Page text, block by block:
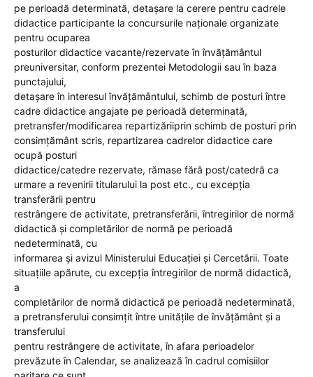
pe perioadă determinată, detaşare la cerere pentru cadrele
didactice participante la concursurile naţionale organizate
pentru ocuparea
posturilor didactice vacante/rezervate în învăţământul
preuniversitar, conform prezentei Metodologii sau în baza
punctajului,
detaşare în interesul învăţământului, schimb de posturi între
cadre didactice angajate pe perioadă determinată,
pretransfer/modificarea repartizăriiprin schimb de posturi prin
consimţământ scris, repartizarea cadrelor didactice care
ocupă posturi
didactice/catedre rezervate, rămase fără post/catedră ca
urmare a revenirii titularului la post etc., cu excepţia
transferării pentru
restrângere de activitate, pretransferării, întregirilor de normă
didactică şi completărilor de normă pe perioadă
nedeterminată, cu
informarea şi avizul Ministerului Educației și Cercetării. Toate
situaţiile apărute, cu excepţia întregirilor de normă didactică,
a
completărilor de normă didactică pe perioadă nedeterminată,
a pretransferului consimţit între unităţile de învăţământ şi a
transferului
pentru restrângere de activitate, în afara perioadelor
prevăzute în Calendar, se analizează în cadrul comisiilor